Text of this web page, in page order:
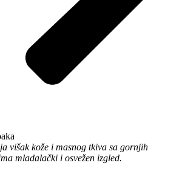
višak kože i masnog tkiva sa gornjih
mladalački i osvežen izgled.